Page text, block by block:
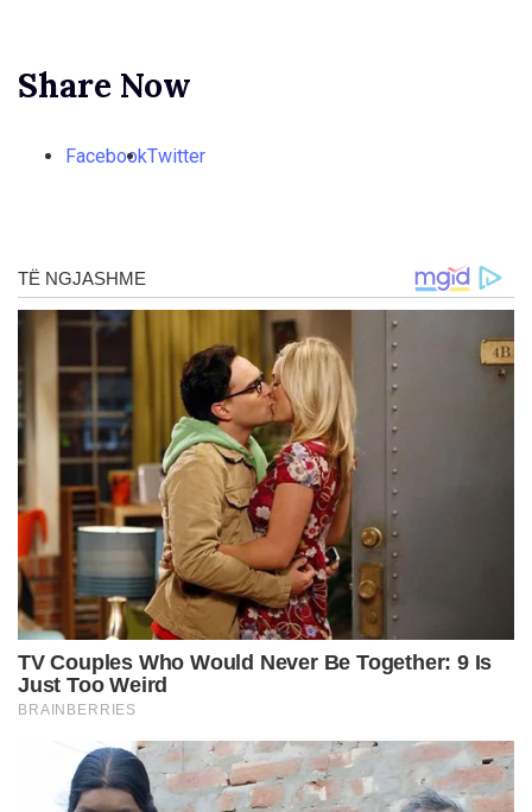
Share Now
FacebookTwitter